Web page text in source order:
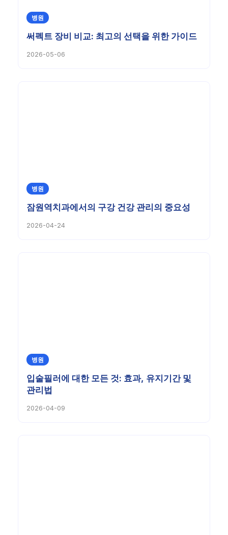
병원
써펙트 장비 비교: 최고의 선택을 위한 가이드
2026-05-06
병원
잠원역치과에서의 구강 건강 관리의 중요성
2026-04-24
병원
입술필러에 대한 모든 것: 효과, 유지기간 및
관리법
2026-04-09